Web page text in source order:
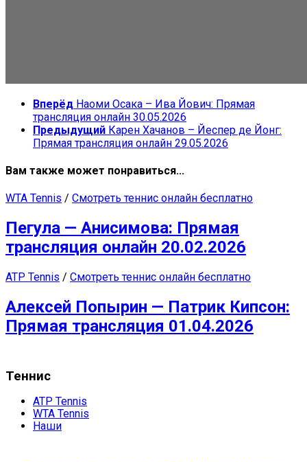
Вперёд Наоми Осака – Ива Йович: Прямая
трансляция онлайн 30.05.2026
Предыдущий Карен Хачанов – Йеспер де Йонг:
Прямая трансляция онлайн 29.05.2026
Вам также может понравиться...
WTA Tennis / Смотреть теннис онлайн бесплатно
Пегула — Анисимова: Прямая
трансляция онлайн 20.02.2026
ATP Tennis / Смотреть теннис онлайн бесплатно
Алексей Попырин — Патрик Кипсон:
Прямая трансляция 01.04.2026
Теннис
ATP Tennis
WTA Tennis
Наши